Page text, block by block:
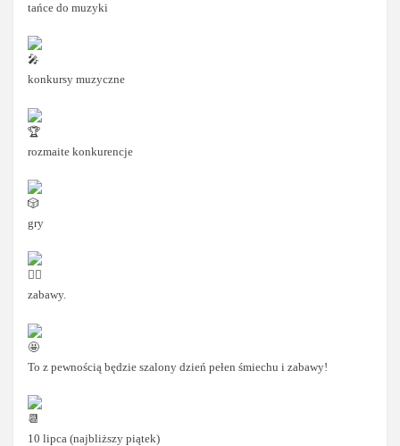
tańce do muzyki
konkursy muzyczne
rozmaite konkurencje
gry
zabawy.
To z pewnością będzie szalony dzień pełen śmiechu i zabawy!
10 lipca (najbliższy piątek)